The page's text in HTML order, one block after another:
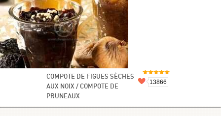
COMPOTE DE FIGUES SÈCHES
AUX NOIX / COMPOTE DE
PRUNEAUX
13866